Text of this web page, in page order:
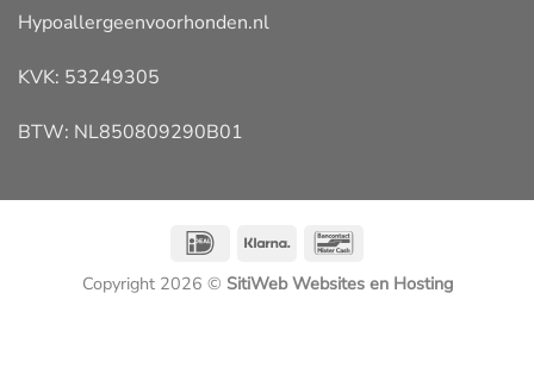
Hypoallergeenvoorhonden.nl
KVK: 53249305
BTW: NL850809290B01
IDeal Klarna
Copyright 2026 © SitiWeb Websites en Hosting